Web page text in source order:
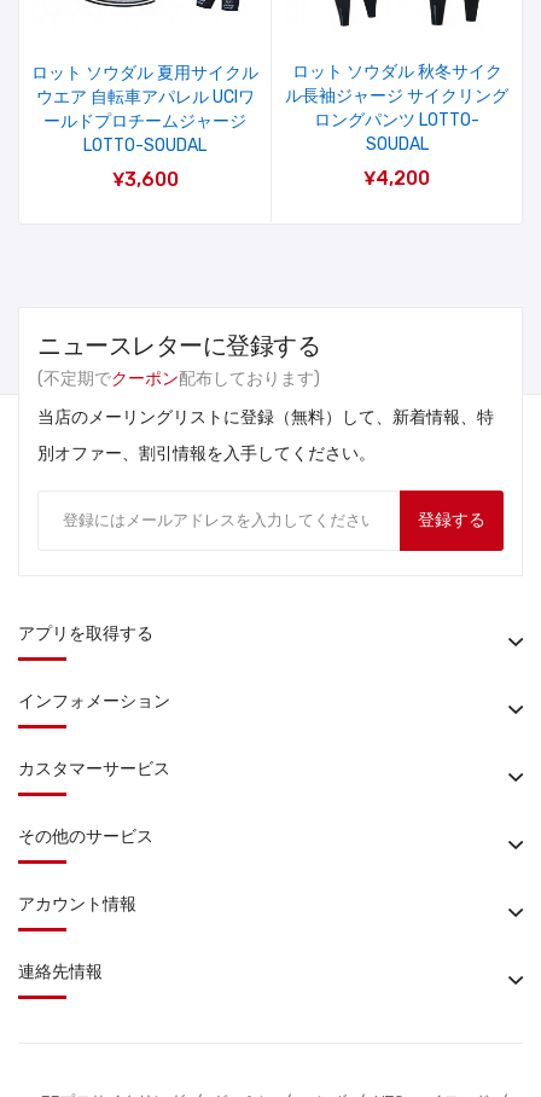
ロット ソウダル 夏用サイクル
ウエア 自転車アパレル UCIワ
ールドプロチームジャージ
LOTTO-SOUDAL
¥3,600
ロット ソウダル 秋冬サイク
ル長袖ジャージ サイクリング
ロングパンツ LOTTO-
SOUDAL
¥4,200
ニュースレターに登録する
(不定期でクーポン配布しております)
当店のメーリングリストに登録（無料）して、新着情報、特
別オファー、割引情報を入手してください。
登録する
アプリを取得する
インフォメーション
カスタマーサービス
その他のサービス
アカウント情報
連絡先情報